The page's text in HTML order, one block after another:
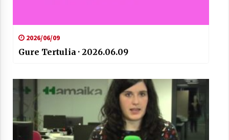
2026/06/09
Gure Tertulia · 2026.06.09